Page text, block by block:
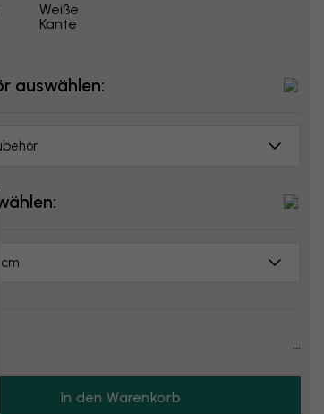
Weiße
Kante
auswählen:
...
In den Warenkorb